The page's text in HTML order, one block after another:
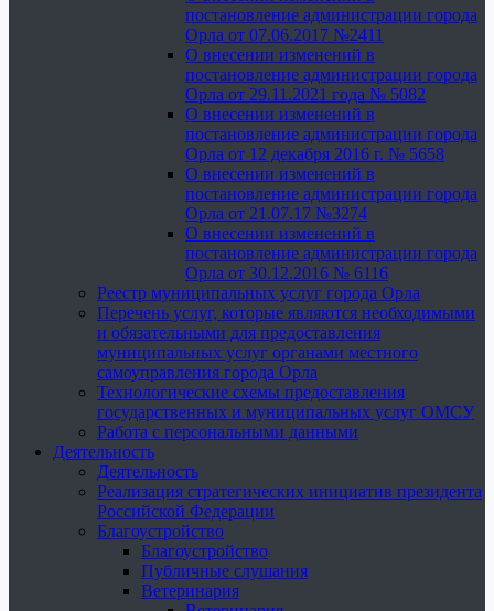
постановление администрации города
Орла от 07.06.2017 №2411
О внесении изменений в
постановление администрации города
Орла от 29.11.2021 года № 5082
О внесении изменений в
постановление администрации города
Орла от 12 декабря 2016 г. № 5658
О внесении изменений в
постановление администрации города
Орла от 21.07.17 №3274
О внесении изменений в
постановление администрации города
Орла от 30.12.2016 № 6116
Реестр муниципальных услуг города Орла
Перечень услуг, которые являются необходимыми
и обязательными для предоставления
муниципальных услуг органами местного
самоуправления города Орла
Технологические схемы предоставления
государственных и муниципальных услуг ОМСУ
Работа с персональными данными
Деятельность
Деятельность
Реализация стратегических инициатив президента
Российской Федерации
Благоустройство
Благоустройство
Публичные слушания
Ветеринария